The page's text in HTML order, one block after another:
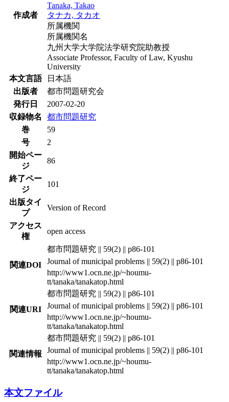
作成者
Tanaka, Takao
タナカ, タカオ
所属機関
所属機関名
九州大学大学院法学研究院助教授
Associate Professor, Faculty of Law, Kyushu
University
本文言語
日本語
出版者
都市問題研究会
発行日
2007-02-20
収録物名
都市問題研究
巻
59
号
2
開始ペー
ジ
86
終了ペー
ジ
101
出版タイ
プ
Version of Record
アクセス
権
open access
関連DOI
都市問題研究 || 59(2) || p86-101
Journal of municipal problems || 59(2) || p86-101
http://www1.ocn.ne.jp/~houmu-
tt/tanaka/tanakatop.html
関連URI
都市問題研究 || 59(2) || p86-101
Journal of municipal problems || 59(2) || p86-101
http://www1.ocn.ne.jp/~houmu-
tt/tanaka/tanakatop.html
関連情報
都市問題研究 || 59(2) || p86-101
Journal of municipal problems || 59(2) || p86-101
http://www1.ocn.ne.jp/~houmu-
tt/tanaka/tanakatop.html
本文ファイル